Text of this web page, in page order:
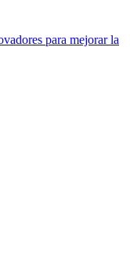
para mejorar la